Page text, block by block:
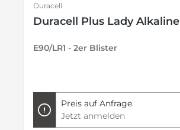
Duracell
Duracell Plus Lady Alkaline
E90/LR1 - 2er Blister
Preis auf Anfrage.
Jetzt anmelden